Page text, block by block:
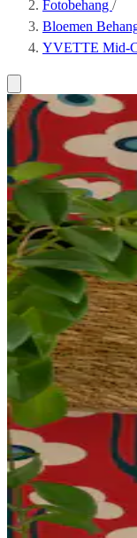
Fotobehang /
Bloemen
YVETTE Mid-